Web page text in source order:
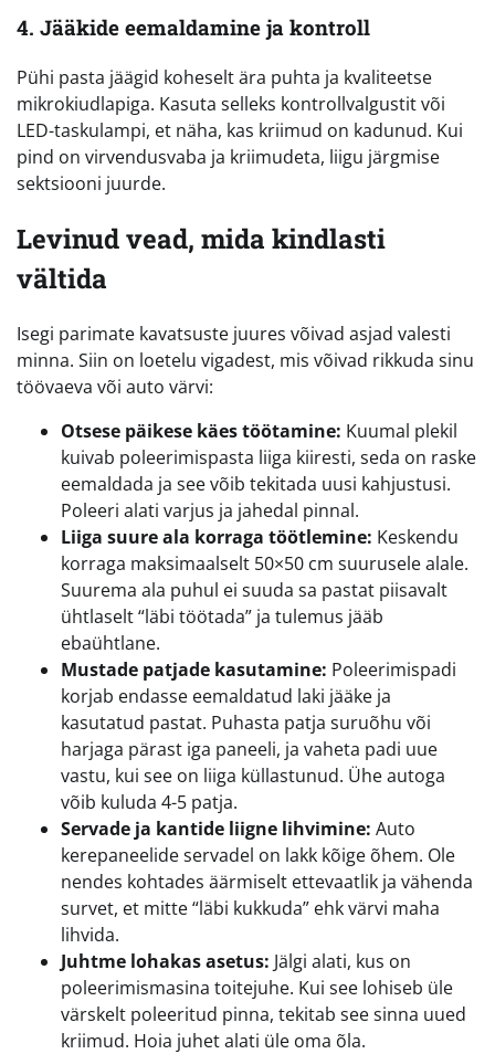
4. Jääkide eemaldamine ja kontroll
Pühi pasta jäägid koheselt ära puhta ja kvaliteetse
mikrokiudlapiga. Kasuta selleks kontrollvalgustit või
LED-taskulampi, et näha, kas kriimud on kadunud. Kui
pind on virvendusvaba ja kriimudeta, liigu järgmise
sektsiooni juurde.
Levinud vead, mida kindlasti
vältida
Isegi parimate kavatsuste juures võivad asjad valesti
minna. Siin on loetelu vigadest, mis võivad rikkuda sinu
töövaeva või auto värvi:
Otsese päikese käes töötamine: Kuumal plekil
kuivab poleerimispasta liiga kiiresti, seda on raske
eemaldada ja see võib tekitada uusi kahjustusi.
Poleeri alati varjus ja jahedal pinnal.
Liiga suure ala korraga töötlemine: Keskendu
korraga maksimaalselt 50×50 cm suurusele alale.
Suurema ala puhul ei suuda sa pastat piisavalt
ühtlaselt “läbi töötada” ja tulemus jääb
ebaühtlane.
Mustade patjade kasutamine: Poleerimispadi
korjab endasse eemaldatud laki jääke ja
kasutatud pastat. Puhasta patja suruõhu või
harjaga pärast iga paneeli, ja vaheta padi uue
vastu, kui see on liiga küllastunud. Ühe autoga
võib kuluda 4-5 patja.
Servade ja kantide liigne lihvimine: Auto
kerepaneelide servadel on lakk kõige õhem. Ole
nendes kohtades äärmiselt ettevaatlik ja vähenda
survet, et mitte “läbi kukkuda” ehk värvi maha
lihvida.
Juhtme lohakas asetus: Jälgi alati, kus on
poleerimismasina toitejuhe. Kui see lohiseb üle
värskelt poleeritud pinna, tekitab see sinna uued
kriimud. Hoia juhet alati üle oma õla.